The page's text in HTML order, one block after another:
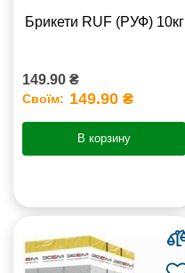
Брикети RUF (РУФ) 10кг
149.90 ₴
Своїм: 149.90 ₴
В корзину